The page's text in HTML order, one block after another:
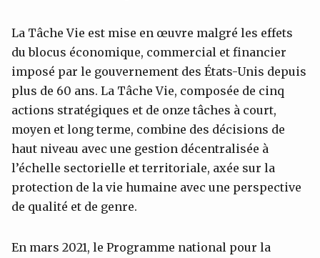
La Tâche Vie est mise en œuvre malgré les effets
du blocus économique, commercial et financier
imposé par le gouvernement des États-Unis depuis
plus de 60 ans. La Tâche Vie, composée de cinq
actions stratégiques et de onze tâches à court,
moyen et long terme, combine des décisions de
haut niveau avec une gestion décentralisée à
l’échelle sectorielle et territoriale, axée sur la
protection de la vie humaine avec une perspective
de qualité et de genre.
En mars 2021, le Programme national pour la